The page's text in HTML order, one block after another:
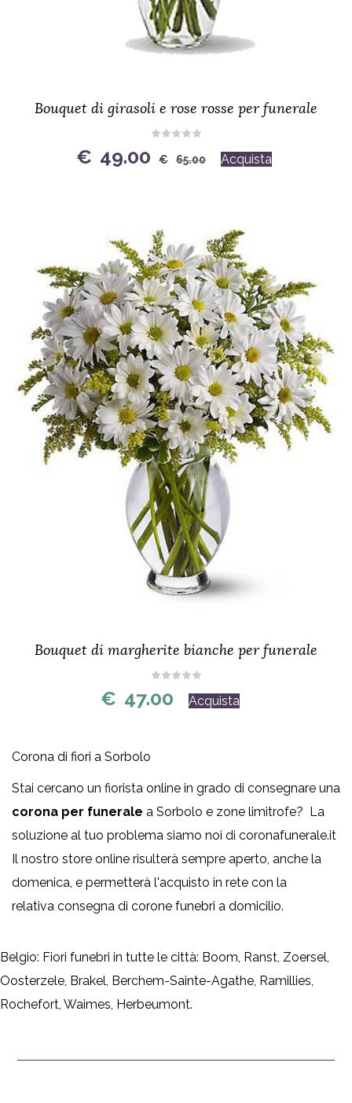
Bouquet di girasoli e rose rosse per funerale
€ 65.00Original
€ 49.00
Current
Acquista
Bouquet di margherite bianche per funerale
€ 47.00 Acquista
Corona di fiori a Sorbolo
Stai cercano un fiorista online in grado di consegnare una
corona per funerale a Sorbolo e zone limitrofe? La
soluzione al tuo problema siamo noi di coronafunerale.it
Il nostro store online risulterà sempre aperto, anche la
domenica, e permetterà l'acquisto in rete con la
relativa consegna di corone funebri a domicilio.
Belgio: Fiori funebri in tutte le città: Boom, Ranst, Zoersel,
Oosterzele, Brakel, Berchem-Sainte-Agathe, Ramillies,
Rochefort, Waimes, Herbeumont.